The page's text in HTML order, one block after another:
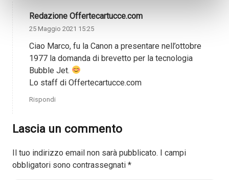
Redazione Offertecartucce.com
25 Maggio 2021 15:25
Ciao Marco, fu la Canon a presentare nell’ottobre
1977 la domanda di brevetto per la tecnologia
Bubble Jet.
Lo staff di Offertecartucce.com
Rispondi
Lascia un commento
Il tuo indirizzo email non sarà pubblicato. I campi
obbligatori sono contrassegnati *